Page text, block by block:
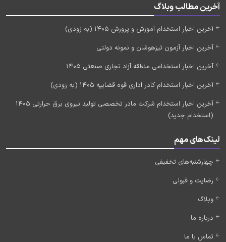
آخرین مطالب وبلاگ
آخرین اخبار استخدام آموزش و پرورش 1405 (به زودی)
آخرین اخبار آزمون تیزهوشان و نمونه دولتی
آخرین اخبار استخدامی منطقه آزاد تجاری صنعتی 1405
آخرین اخبار استخدام کادر اداری قوه قضاییه 1405 (به زودی)
آخرین اخبار استخدام شرکت مادر تخصصی تولید نیروی برق حرارتی 1405
(استخدام جدید)
لینک‌های مهم
چهارشنبه‌های تخفیفی
رضایت و قبولی
وبلاگ
درباره ما
تماس با ما